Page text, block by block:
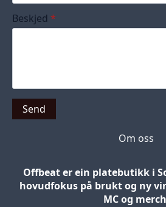
Beskjed *
Send
Om oss
Offbeat er ein platebutikk i
hovudfokus på brukt og ny
MC og